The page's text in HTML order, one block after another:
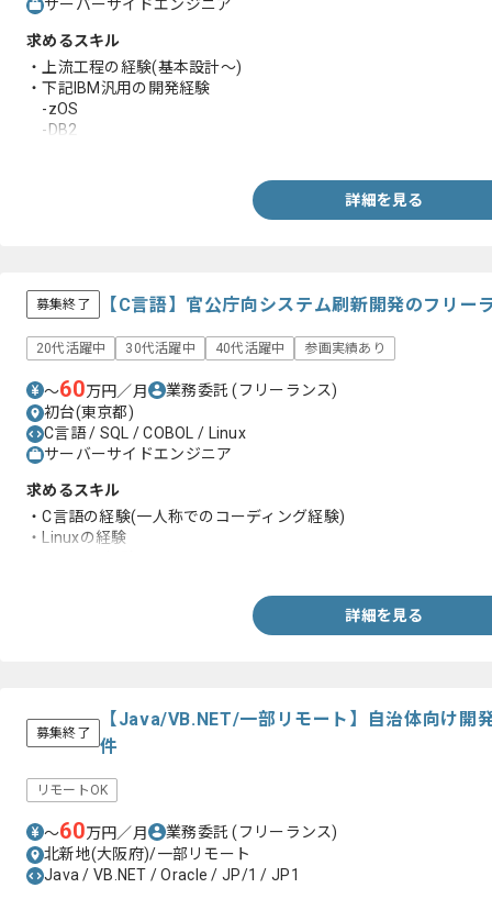
サーバーサイドエンジニア
求めるスキル
・上流工程の経験(基本設計〜)
・下記IBM汎用の開発経験
-zOS
-DB2
詳細を見る
募集終了 【C言語】官公庁向システム刷新開発のフリー
20代活躍中 30代活躍中 40代活躍中 参画実績あり
〜60万円／月 業務委託(フリーランス)
初台(東京都)
C言語 / SQL / COBOL / Linux
サーバーサイドエンジニア
求めるスキル
・C言語の経験(一人称でのコーディング経験)
・Linuxの経験
詳細を見る
募集終了
【Java/VB.NET/一部リモート】自治体向け開
件
リモートOK
〜60万円／月 業務委託(フリーランス)
北新地(大阪府)/一部リモート
Java / VB.NET / Oracle / JP/1 / JP1